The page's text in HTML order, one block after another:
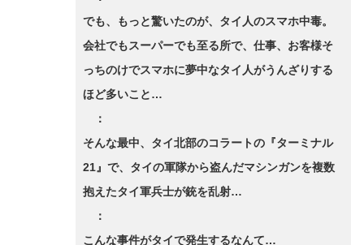
でも、もっと驚いたのが、タイ人のスマホ中毒。
会社でもスーパーでも至る所で、仕事、お客様そ
っちのけでスマホに夢中なタイ人がうんざりする
ほど多いこと…
：
そんな最中、タイ北部のコラートの『ターミナル
21』で、タイの軍隊から盗んだマシンガンを複数
抱えたタイ軍兵士が銃を乱射…
：
こんな事件がタイで発生するなんて…